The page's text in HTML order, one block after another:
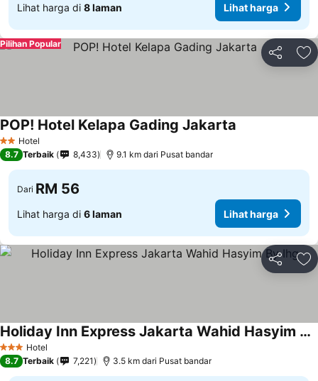
Lihat harga di 8 laman Lihat harga
Kongsi
Pilihan Popular
2 Bintang
Hotel
POP! Hotel Kelapa Gading Jakarta
8.7 Terbaik 8,433 9.1 km dari Pusat bandar
Dari RM 56
Lihat harga di 6 laman Lihat harga
Kongsi
3 BintangHotel
Holiday Inn Express Jakarta Wahid Hasyim By Ihg
8.7 Terbaik 7,221 3.5 km dari Pusat bandar